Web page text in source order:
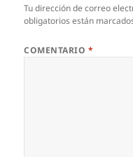
Tu dirección de correo
obligatorios están
COMENTARIO *